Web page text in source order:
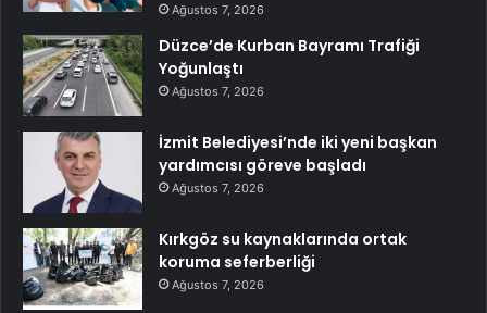
Ağustos 7, 2026
Düzce’de Kurban Bayramı Trafiği
Yoğunlaştı
Ağustos 7, 2026
İzmit Belediyesi’nde iki yeni başkan
yardımcısı göreve başladı
Ağustos 7, 2026
Kırkgöz su kaynaklarında ortak
koruma seferberliği
Ağustos 7, 2026